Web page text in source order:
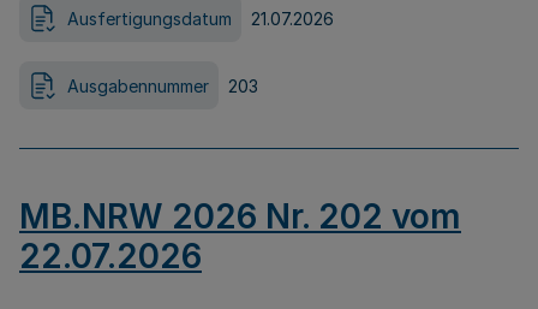
Ausfertigungsdatum 21.07.2026
Ausgabennummer 203
MB.NRW 2026 Nr. 202 vom
22.07.2026